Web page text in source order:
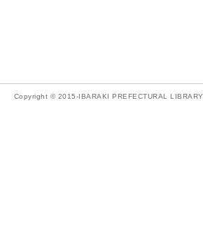
Copyright © 2015-IBARAKI PREFECTURAL